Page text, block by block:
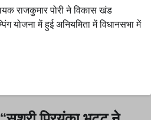
राजकुमार पोरी ने विकास खंड
योजना में हुई अनियमिता में विधानसभा में